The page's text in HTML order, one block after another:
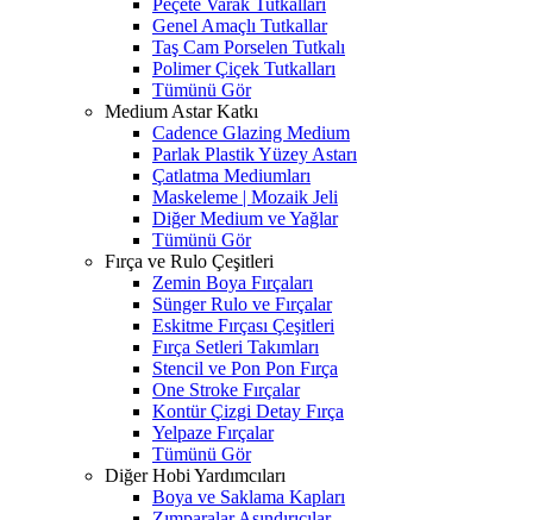
Peçete Varak Tutkalları
Genel Amaçlı Tutkallar
Taş Cam Porselen Tutkalı
Polimer Çiçek Tutkalları
Tümünü Gör
Medium Astar Katkı
Cadence Glazing Medium
Parlak Plastik Yüzey Astarı
Çatlatma Mediumları
Maskeleme | Mozaik Jeli
Diğer Medium ve Yağlar
Tümünü Gör
Fırça ve Rulo Çeşitleri
Zemin Boya Fırçaları
Sünger Rulo ve Fırçalar
Eskitme Fırçası Çeşitleri
Fırça Setleri Takımları
Stencil ve Pon Pon Fırça
One Stroke Fırçalar
Kontür Çizgi Detay Fırça
Yelpaze Fırçalar
Tümünü Gör
Diğer Hobi Yardımcıları
Boya ve Saklama Kapları